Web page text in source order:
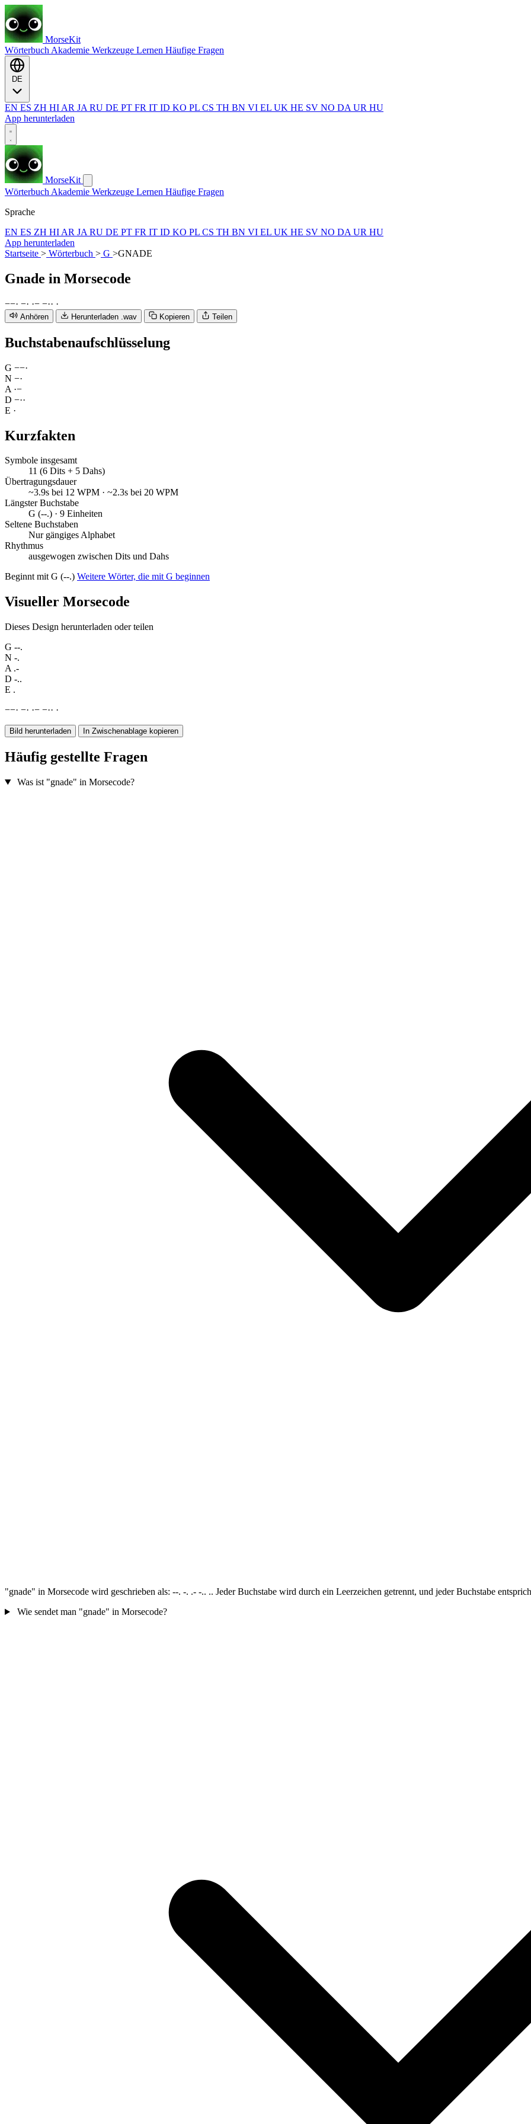
MorseKit
Wörterbuch Akademie Werkzeuge Lernen Häufige Fragen
EN ES ZH HI AR JA RU DE PT FR IT ID KO PL CS TH BN VI EL UK HE SV NO DA UR HU
App herunterladen
MorseKit
Wörterbuch Akademie Werkzeuge Lernen Häufige Fragen
Sprache
EN ES ZH HI AR JA RU DE PT FR IT ID KO PL CS TH BN VI EL UK HE SV NO DA UR HU
App herunterladen
Startseite > Wörterbuch > G >GNADE
Gnade in Morsecode
−−· −· ·− −·· ·
Anhören Herunterladen .wav Kopieren Teilen
Buchstabenaufschlüsselung
G −−·
N −·
A ·−
D −··
E ·
Kurzfakten
Symbole insgesamt
11 (6 Dits + 5 Dahs)
Übertragungsdauer
~3.9s bei 12 WPM · ~2.3s bei 20 WPM
Längster Buchstabe
G (--.) · 9 Einheiten
Seltene Buchstaben
Nur gängiges Alphabet
Rhythmus
ausgewogen zwischen Dits und Dahs
Beginnt mit G (--.) Weitere Wörter, die mit G beginnen
Visueller Morsecode
Dieses Design herunterladen oder teilen
G --.
N -.
A .-
D -..
E .
−−· −· ·− −·· ·
Bild herunterladen In Zwischenablage kopieren
Häufig gestellte Fragen
Was ist "gnade" in Morsecode?
"gnade" in Morsecode wird geschrieben als: --. -. .- -.. .. Jeder Buchstabe wird durch ein Leerzeichen getrennt, und jeder Buchstabe
Wie sendet man "gnade" in Morsecode?